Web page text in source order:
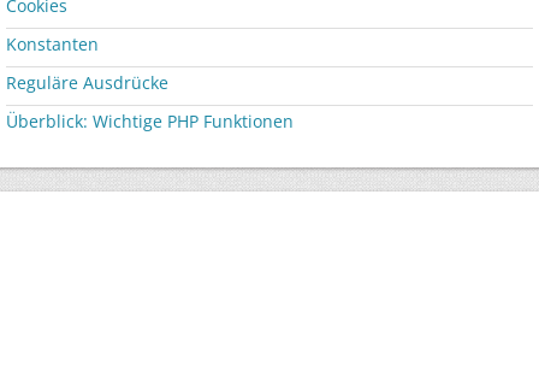
Cookies
Konstanten
Reguläre Ausdrücke
Überblick: Wichtige PHP Funktionen